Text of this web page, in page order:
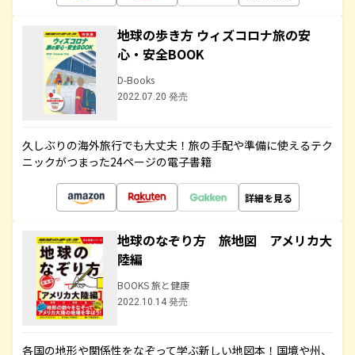
地球の歩き方 ウィズコロナ旅の安
心・安全BOOK
D-Books
2022.07.20 発売
久しぶりの海外旅行でも大丈夫！旅の手配や準備に使えるテク
ニックがつまった24ページの電子書籍
詳細を見る
地球のなぞり方 旅地図 アメリカ大
陸編
BOOKS 旅と健康
2022.10.14 発売
各国の地形や関係性をなぞって学ぶ新しい地図本！国境や州、